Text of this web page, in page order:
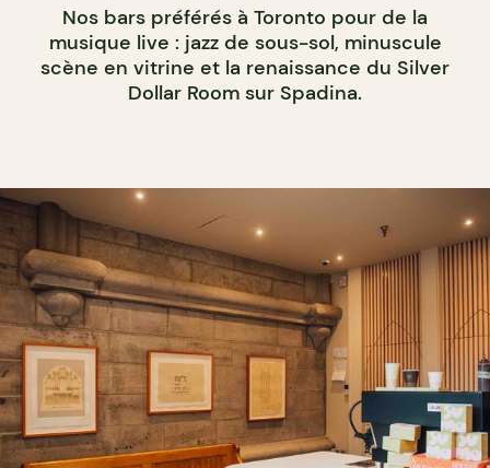
Nos bars préférés à Toronto pour de la
musique live : jazz de sous-sol, minuscule
scène en vitrine et la renaissance du Silver
Dollar Room sur Spadina.